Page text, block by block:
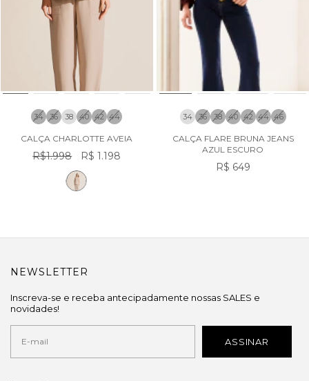
34 36 38 40 42 44
CALÇA CHARLOTTE AVEIA
R$1.998 R$ 1.198
34 36 38 40 42 44 46
CALÇA FLARE BRUNA JEANS
AZUL ESCURO
R$ 649
NEWSLETTER
Inscreva-se e receba antecipadamente nossas SALES e
novidades!